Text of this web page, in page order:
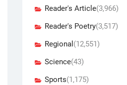
Reader's Article(3,966)
Reader's Poetry(3,517)
Regional (12,551)
Science(43)
Sports(1,175)